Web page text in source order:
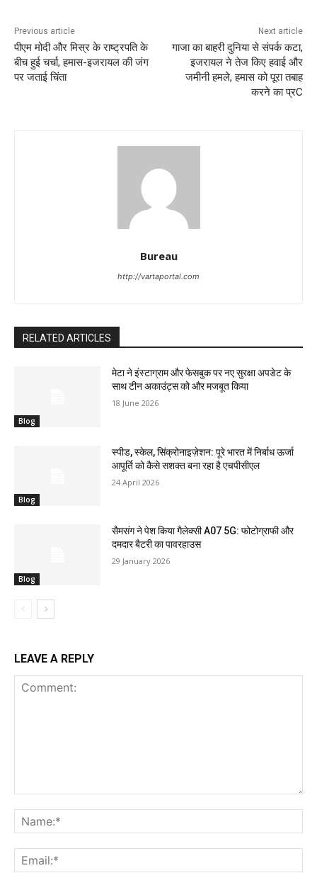
Previous article
पीएम मोदी और मिस्र के राष्‍ट्रपति के
बीच हुई चर्चा, हमास-इजरायल की जंग
पर जताई चिंता
Next article
गाजा का बाहरी दुनिया से संपर्क कटा,
इजरायल ने तेज किए हवाई और
जमीनी हमले, हमास को पूरा तबाह
करने का प्रC
Bureau
http://vartaportal.com
RELATED ARTICLES
Blog
मेटा ने इंस्टाग्राम और फेसबुक पर नए सुरक्षा अपडेट के
साथ टीन अकाउंट्स को और मजबूत किया
18 June 2026
Blog
स्पीड, स्केल, सिंक्रोनाइज़ेशन: पूरे भारत में निर्बाध ऊर्जा
आपूर्ति को कैसे सशक्त बना रहा है एचपीसीएल
24 April 2026
Blog
सैमसंग ने पेश किया गैलेक्सी A07 5G: फोटोग्राफी और
दमदार बैटरी का पावरहाउस
29 January 2026
LEAVE A REPLY